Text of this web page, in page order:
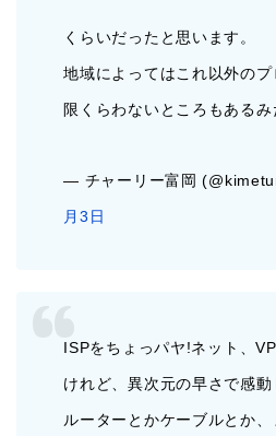
くらいだったと思います。
地域によってはこれ以外のプ
限くらわないところもあるみ
— チャーリー富岡
月3日
ISPをちょっパヤ!ネット、
けれど、異次元の早さで感動
ルーターとかケーブルとか